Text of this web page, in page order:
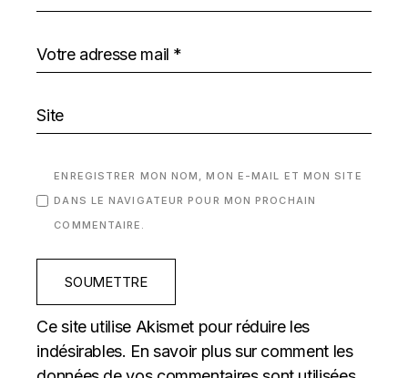
ENREGISTRER MON NOM, MON E-MAIL ET MON SITE
DANS LE NAVIGATEUR POUR MON PROCHAIN
COMMENTAIRE.
SOUMETTRE
Ce site utilise Akismet pour réduire les
indésirables. En savoir plus sur comment les